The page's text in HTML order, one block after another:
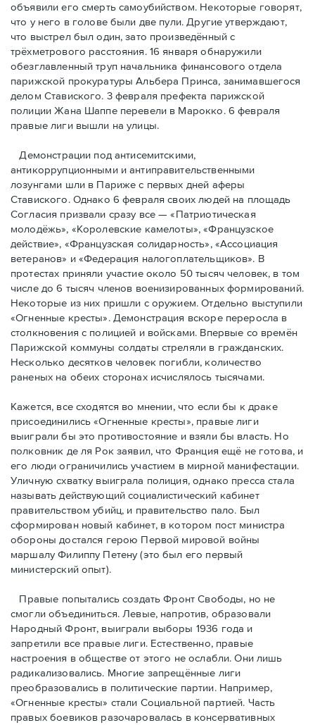
объявили его смерть самоубийством. Некоторые говорят,
что у него в голове были две пули. Другие утверждают,
что выстрел был один, зато произведённый с
трёхметровoго расстояния. 16 января обнаружили
обезглавленный труп начальника финансового отдела
парижской прокуратуры Альбера Принса, занимавшегося
делом Cтавиского. 3 февраля префекта парижской
полиции Жана Шаппе перевели в Марокко. 6 февраля
правые лиги вышли на улицы.
Демонстрации под антисемитскими,
антикоррупционными и антиправительственными
лозунгами шли в Париже с первых дней аферы
Ставиского. Однако 6 февраля своих людей на площадь
Согласия призвали сразу все — «Патриотическая
молодёжь», «Королевские камелоты», «Французское
действие», «Французская солидарность», «Ассоциация
ветеранов» и «Федерация налогоплательщиков». В
протестах приняли участие около 50 тысяч человек, в том
числе до 6 тысяч членов военизированных формирований.
Некоторые из них пришли с оружием. Отдельно выступили
«Огненные кресты». Демонстрация вскоре переросла в
столкновения с полицией и войсками. Впервые со времён
Парижской коммуны солдаты стреляли в гражданских.
Несколько десятков человек погибли, количество
раненых на обеих сторонах исчислялось тысячами.
Кажется, все сходятся во мнении, что если бы к драке
присоединились «Огненные кресты», правые лиги
выиграли бы это противостояние и взяли бы власть. Но
полковник де ля Рок заявил, что Франция ещё не готова, и
его люди ограничились участием в мирной манифестации.
Уличную схватку выиграла полиция, однако пресса стала
называть действующий социалистический кабинет
правительством убийц, и правительство пало. Был
сформирован новый кабинет, в котором пост министра
обороны достался герою Первой мировой войны
маршалу Филиппу Петену (это был его первый
министерский опыт).
Правые пoпытались создать Фронт Свободы, но не
смогли объединиться. Левые, напротив, образовали
Народный Фронт, выиграли выборы 1936 года и
запретили все правые лиги. Естественно, правые
настроения в обществе от этого не ослабли. Они лишь
радикализовались. Многие запрещённые лиги
преобразовались в политические партии. Например,
«Огненные кресты» стали Социальной партией. Часть
правых боевиков разочаровалась в консервативных